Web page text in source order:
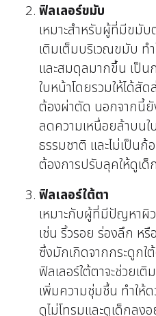
ฟิลเลอร์ขมับ
เหมาะสำหรับผู้ที่มีขมั
เติมเต็มบริเวณขมับ ท
และสมดุลมากขึ้น เป็น
ใบหน้าโดยรวมให้ได้สั
ต้องผ่าตัด นอกจากนี้ยั
ลดความเหนื่อยล้าบนใ
ธรรมชาติ และไม่เป็นก้
ต้องการปรับลุคให้ดูเด็
ฟิลเลอร์ใต้ตา
เหมาะกับผู้ที่มีปัญหาผิ
เช่น ริ้วรอย ร่องลึก หรื
ซึ่งมักเกิดจากกระดูก
ฟิลเลอร์ใต้ตาจะช่วยเติ
เพิ่มความชุ่มชื้น ทำให้
ดูไม่โทรมและดูเด็กลง